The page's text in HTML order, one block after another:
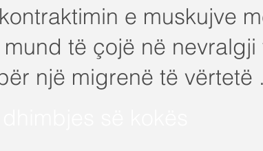
e muskujve
të çojë në
një migrenë të vërtetë